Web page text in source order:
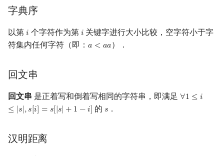
Stern–Brocot 树与 Farey
图上随机游走
字典序
以第 𝑖
i 个字符作为第 𝑖
i 关键字进行大小比较，空字符小于字
符集内任何字符（即： 𝑎 < 𝑎𝑎
a <a a ）．
回文串
回文串 是正着写和倒着写相同的字符串，即满足 ∀1 ≤ 𝑖
≤ |𝑠|,𝑠[𝑖] = 𝑠[|𝑠| + 1 −𝑖]
∀1≤i≤ |s
的 𝑠
s ．
汉明距离